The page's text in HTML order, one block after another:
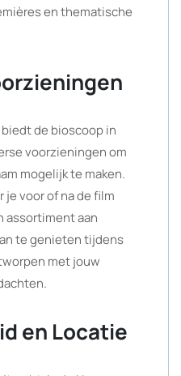
en thematische
de bioscoop in
voorzieningen om
mogelijk te maken.
je voor of na de film
assortiment aan
te genieten tijdens
met jouw
en Locatie